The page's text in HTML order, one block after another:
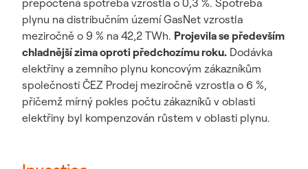
přepočtená spotřeba vzrostla o 0,3 %. Spotřeba
plynu na distribučním území GasNet vzrostla
meziročně o 9 % na 42,2 TWh. Projevila se především
chladnější zima oproti předchozímu roku. Dodávka
elektřiny a zemního plynu koncovým zákazníkům
společnosti ČEZ Prodej meziročně vzrostla o 6 %,
přičemž mírný pokles počtu zákazníků v oblasti
elektřiny byl kompenzován růstem v oblasti plynu.